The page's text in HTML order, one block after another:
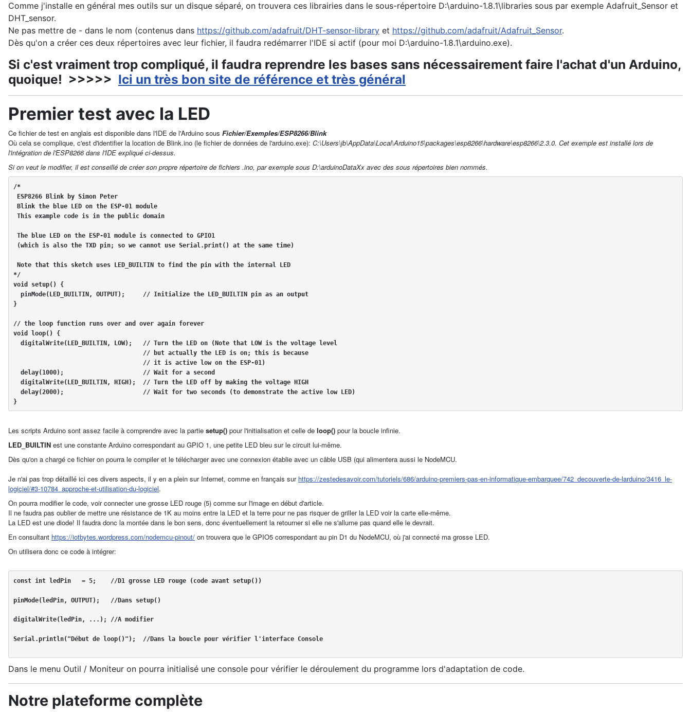
Comme j'installe en général mes outils sur un disque séparé, on trouvera ces librairies dans le sous-répertoire D:\arduino-1.8.1\libraries sous par exemple Adafruit_Sensor et
DHT_sensor.
Ne pas mettre de - dans le nom (contenus dans https://github.com/adafruit/DHT-sensor-library et https://github.com/adafruit/Adafruit_Sensor.
Dès qu'on a créer ces deux répertoires avec leur fichier, il faudra redémarrer l'IDE si actif (pour moi D:\arduino-1.8.1\arduino.exe).
Si c'est vraiment trop compliqué, il faudra reprendre les bases sans nécessairement faire l'achat d'un Arduino,
quoique! >>>>> Ici un très bon site de référence et très général
Premier test avec la LED
Ce fichier de test en anglais est disponible dans l'IDE de l'Arduino sous Fichier/Exemples/ESP8266/Blink
Où cela se complique, c'est d'identifier la location de Blink.ino (le fichier de données de l'arduino.exe): C:\Users\jb\AppData\Local\Arduino15\packages\esp8266\hardware\esp8266\2.3.0. Cet exemple est installé lors de
l'intégration de l'ESP8266 dans l'IDE expliqué ci-dessus.
Si on veut le modifier, il est conseillé de créer son propre répertoire de fichiers .ino, par exemple sous D:\arduinoDataXx avec des sous répertoires bien nommés.
/*
*/
void setup() {
}
// the loop function runs over and over again forever
void loop() {
}
Les scripts Arduino sont assez facile à comprendre avec la partie setup() pour l'initialisation et celle de loop() pour la boucle infinie.
LED_BUILTIN est une constante Arduino correspondant au GPIO 1, une petite LED bleu sur le circuit lui-même.
Dès qu'on a chargé ce fichier on pourra le compiler et le télécharger avec une connexion établie avec un câble USB (qui alimentera aussi le NodeMCU.
Je n'ai pas trop détaillé ici ces divers aspects, il y en a plein sur Internet, comme en français sur https://zestedesavoir.com/tutoriels/686/arduino-premiers-pas-en-informatique-embarquee/742_decouverte-de-larduino/3416_le-
logiciel/#3-10784_approche-et-utilisation-du-logiciel.
On pourra modifier le code, voir connecter une grosse LED rouge (5) comme sur l'image en début d'article.
Il ne faudra pas oublier de mettre une résistance de 1K au moins entre la LED et la terre pour ne pas risquer de griller la LED voir la carte elle-même.
La LED est une diode! Il faudra donc la montée dans le bon sens, donc éventuellement la retourner si elle ne s'allume pas quand elle le devrait.
En consultant https://iotbytes.wordpress.com/nodemcu-pinout/ on trouvera que le GPIO5 correspondant au pin D1 du NodeMCU, où j'ai connecté ma grosse LED.
On utilisera donc ce code à intégrer:
const int ledPin   = 5;    //D1 grosse LED rouge (code avant setup())
pinMode(ledPin, OUTPUT);   //Dans setup()
digitalWrite(ledPin, ...); //A modifier
Serial.println("Début de loop()");  //Dans la boucle pour vérifier l'interface Console
Dans le menu Outil / Moniteur on pourra initialisé une console pour vérifier le déroulement du programme lors d'adaptation de code.
Notre plateforme complète